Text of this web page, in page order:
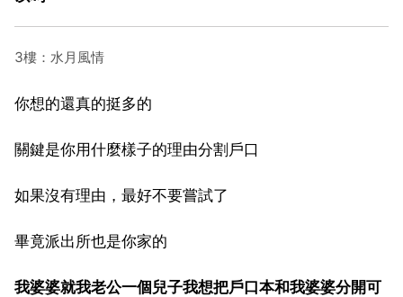
3樓：水月風情
你想的還真的挺多的
關鍵是你用什麼樣子的理由分割戶口
如果沒有理由，最好不要嘗試了
畢竟派出所也是你家的
我婆婆就我老公一個兒子我想把戶口本和我婆婆分開可